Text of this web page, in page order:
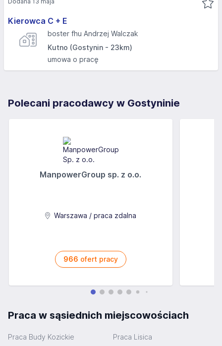
Kierowca C + E
boster fhu Andrzej Walczak
Kutno (Gostynin - 23km)
umowa o pracę
Polecani pracodawcy w Gostyninie
ManpowerGroup sp. z o.o.
Warszawa / praca zdalna
966 ofert pracy
Praca w sąsiednich miejscowościach
Praca Budy Kozickie Praca Lisica